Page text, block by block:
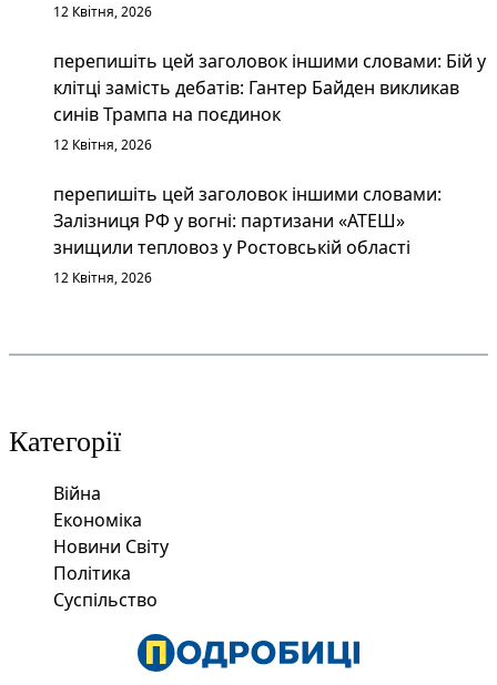
12 Квітня, 2026
перепишіть цей заголовок іншими словами: Бій у
клітці замість дебатів: Гантер Байден викликав
синів Трампа на поєдинок
12 Квітня, 2026
перепишіть цей заголовок іншими словами:
Залізниця РФ у вогні: партизани «АТЕШ»
знищили тепловоз у Ростовській області
12 Квітня, 2026
Категорії
Війна
Економіка
Новини Світу
Політика
Суспільство